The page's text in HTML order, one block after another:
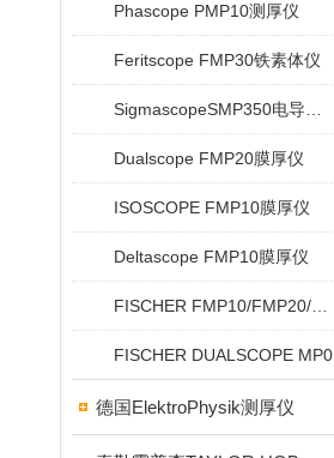
Phascope PMP10测厚仪
Feritscope FMP30铁素体仪
Dualscope FMP20膜厚仪
ISOSCOPE FMP10膜厚仪
Deltascope FMP10膜厚仪
FISCHER DUALSCOPE MP0
德国ElektroPhysik测厚仪